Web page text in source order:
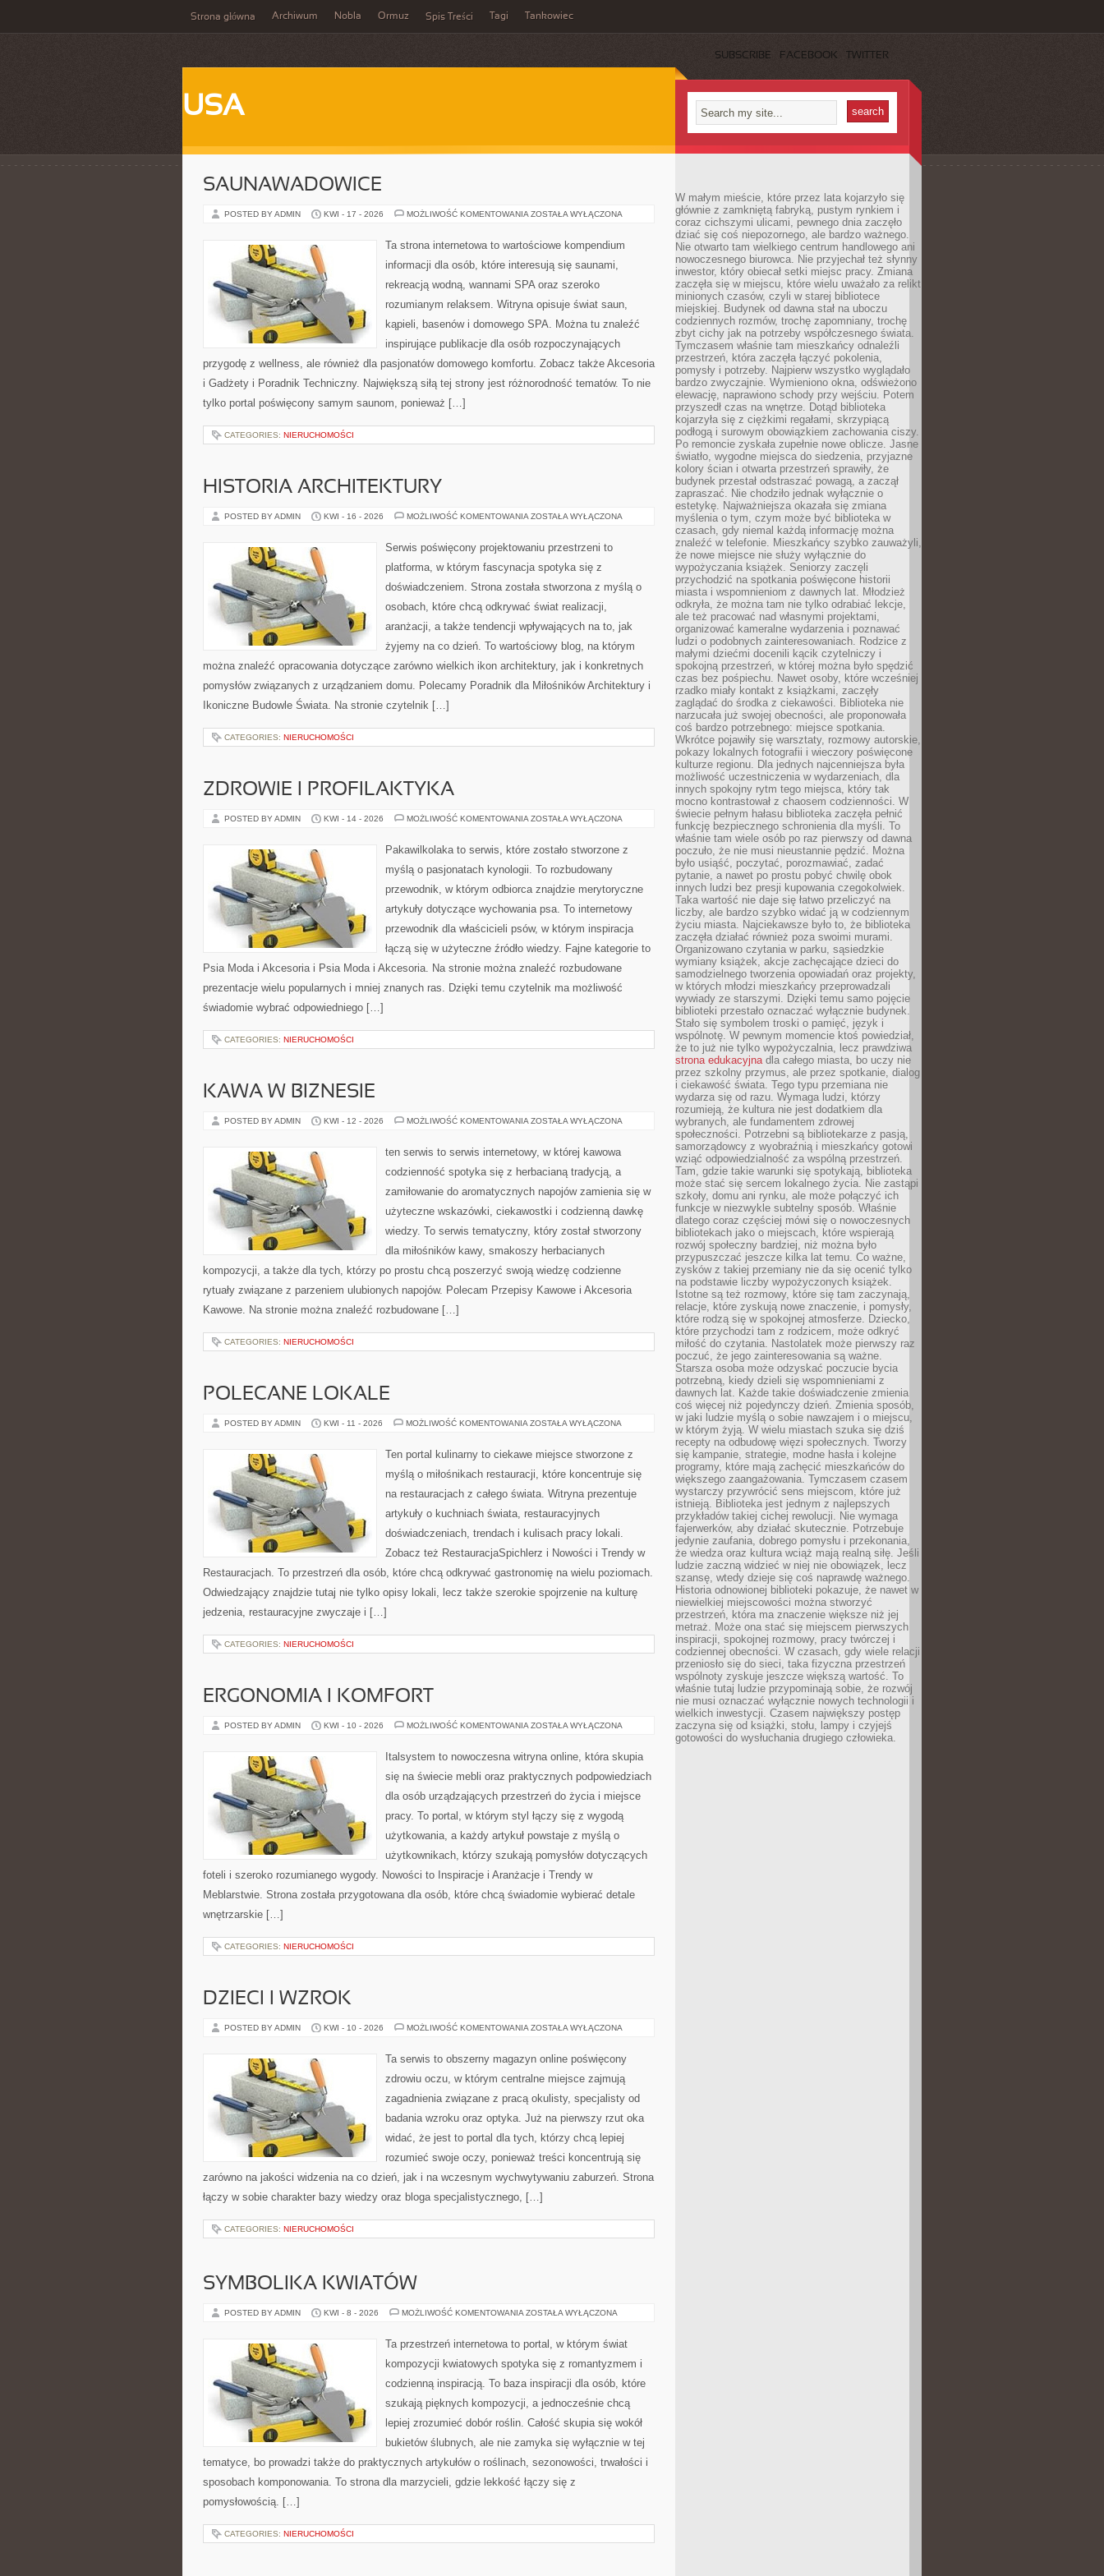
Strona główna Archiwum Nobla Ormuz Spis Treści Tagi Tankowiec
SUBSCRIBE FACEBOOK TWITTER
USA
SAUNAWADOWICE
POSTED BY ADMIN KWI - 17 - 2026 MOŻLIWOŚĆ KOMENTOWANIA SAUNAWADOWICE
ZOSTAŁA WYŁĄCZONA
Ta strona internetowa to wartościowe kompendium
informacji dla osób, które interesują się saunami,
rekreacją wodną, wannami SPA oraz szeroko
rozumianym relaksem. Witryna opisuje świat saun,
kąpieli, basenów i domowego SPA. Można tu znaleźć
inspirujące publikacje dla osób rozpoczynających
przygodę z wellness, ale również dla pasjonatów domowego komfortu. Zobacz także Akcesoria
i Gadżety i Poradnik Techniczny. Największą siłą tej strony jest różnorodność tematów. To nie
tylko portal poświęcony samym saunom, ponieważ […]
CATEGORIES: NIERUCHOMOŚCI
HISTORIA ARCHITEKTURY
POSTED BY ADMIN KWI - 16 - 2026 MOŻLIWOŚĆ KOMENTOWANIA HISTORIA
ZOSTAŁA WYŁĄCZONA
Serwis poświęcony projektowaniu przestrzeni to
platforma, w którym fascynacja spotyka się z
doświadczeniem. Strona została stworzona z myślą o
osobach, które chcą odkrywać świat realizacji,
aranżacji, a także tendencji wpływających na to, jak
żyjemy na co dzień. To wartościowy blog, na którym
można znaleźć opracowania dotyczące zarówno wielkich ikon architektury, jak i konkretnych
pomysłów związanych z urządzaniem domu. Polecamy Poradnik dla Miłośników Architektury i
Ikoniczne Budowle Świata. Na stronie czytelnik […]
CATEGORIES: NIERUCHOMOŚCI
ZDROWIE I PROFILAKTYKA
POSTED BY ADMIN KWI - 14 - 2026 MOŻLIWOŚĆ KOMENTOWANIA ZDROWIE
ZOSTAŁA WYŁĄCZONA
Pakawilkolaka to serwis, które zostało stworzone z
myślą o pasjonatach kynologii. To rozbudowany
przewodnik, w którym odbiorca znajdzie merytoryczne
artykuły dotyczące wychowania psa. To internetowy
przewodnik dla właścicieli psów, w którym inspiracja
łączą się w użyteczne źródło wiedzy. Fajne kategorie to
Psia Moda i Akcesoria i Psia Moda i Akcesoria. Na stronie można znaleźć rozbudowane
prezentacje wielu popularnych i mniej znanych ras. Dzięki temu czytelnik ma możliwość
świadomie wybrać odpowiedniego […]
CATEGORIES: NIERUCHOMOŚCI
KAWA W BIZNESIE
POSTED BY ADMIN KWI - 12 - 2026 MOŻLIWOŚĆ KOMENTOWANIA KAWA
ZOSTAŁA WYŁĄCZONA
ten serwis to serwis internetowy, w której kawowa
codzienność spotyka się z herbacianą tradycją, a
zamiłowanie do aromatycznych napojów zamienia się w
użyteczne wskazówki, ciekawostki i codzienną dawkę
wiedzy. To serwis tematyczny, który został stworzony
dla miłośników kawy, smakoszy herbacianych
kompozycji, a także dla tych, którzy po prostu chcą poszerzyć swoją wiedzę codzienne
rytuały związane z parzeniem ulubionych napojów. Polecam Przepisy Kawowe i Akcesoria
Kawowe. Na stronie można znaleźć rozbudowane […]
CATEGORIES: NIERUCHOMOŚCI
POLECANE LOKALE
POSTED BY ADMIN KWI - 11 - 2026 MOŻLIWOŚĆ KOMENTOWANIA POLECANE
ZOSTAŁA WYŁĄCZONA
Ten portal kulinarny to ciekawe miejsce stworzone z
myślą o miłośnikach restauracji, które koncentruje się
na restauracjach z całego świata. Witryna prezentuje
artykuły o kuchniach świata, restauracyjnych
doświadczeniach, trendach i kulisach pracy lokali.
Zobacz też RestauracjaSpichlerz i Nowości i Trendy w
Restauracjach. To przestrzeń dla osób, które chcą odkrywać gastronomię na wielu poziomach.
Odwiedzający znajdzie tutaj nie tylko opisy lokali, lecz także szerokie spojrzenie na kulturę
jedzenia, restauracyjne zwyczaje i […]
CATEGORIES: NIERUCHOMOŚCI
ERGONOMIA I KOMFORT
POSTED BY ADMIN KWI - 10 - 2026 MOŻLIWOŚĆ KOMENTOWANIA ERGONOMIA
ZOSTAŁA WYŁĄCZONA
Italsystem to nowoczesna witryna online, która skupia
się na świecie mebli oraz praktycznych podpowiedziach
dla osób urządzających przestrzeń do życia i miejsce
pracy. To portal, w którym styl łączy się z wygodą
użytkowania, a każdy artykuł powstaje z myślą o
użytkownikach, którzy szukają pomysłów dotyczących
foteli i szeroko rozumianego wygody. Nowości to Inspiracje i Aranżacje i Trendy w
Meblarstwie. Strona została przygotowana dla osób, które chcą świadomie wybierać detale
wnętrzarskie […]
CATEGORIES: NIERUCHOMOŚCI
DZIECI I WZROK
POSTED BY ADMIN KWI - 10 - 2026 MOŻLIWOŚĆ KOMENTOWANIA DZIECI
ZOSTAŁA WYŁĄCZONA
Ta serwis to obszerny magazyn online poświęcony
zdrowiu oczu, w którym centralne miejsce zajmują
zagadnienia związane z pracą okulisty, specjalisty od
badania wzroku oraz optyka. Już na pierwszy rzut oka
widać, że jest to portal dla tych, którzy chcą lepiej
rozumieć swoje oczy, ponieważ treści koncentrują się
zarówno na jakości widzenia na co dzień, jak i na wczesnym wychwytywaniu zaburzeń. Strona
łączy w sobie charakter bazy wiedzy oraz bloga specjalistycznego, […]
CATEGORIES: NIERUCHOMOŚCI
SYMBOLIKA KWIATÓW
POSTED BY ADMIN KWI - 8 - 2026 MOŻLIWOŚĆ KOMENTOWANIA SYMBOLIKA
ZOSTAŁA WYŁĄCZONA
Ta przestrzeń internetowa to portal, w którym świat
kompozycji kwiatowych spotyka się z romantyzmem i
codzienną inspiracją. To baza inspiracji dla osób, które
szukają pięknych kompozycji, a jednocześnie chcą
lepiej zrozumieć dobór roślin. Całość skupia się wokół
bukietów ślubnych, ale nie zamyka się wyłącznie w tej
tematyce, bo prowadzi także do praktycznych artykułów o roślinach, sezonowości, trwałości i
sposobach komponowania. To strona dla marzycieli, gdzie lekkość łączy się z
pomysłowością. […]
CATEGORIES: NIERUCHOMOŚCI
W małym mieście, które przez lata kojarzyło się
głównie z zamkniętą fabryką, pustym rynkiem i
coraz cichszymi ulicami, pewnego dnia zaczęło
dziać się coś niepozornego, ale bardzo ważnego.
Nie otwarto tam wielkiego centrum handlowego ani
nowoczesnego biurowca. Nie przyjechał też słynny
inwestor, który obiecał setki miejsc pracy. Zmiana
zaczęła się w miejscu, które wielu uważało za relikt
minionych czasów, czyli w starej bibliotece
miejskiej. Budynek od dawna stał na uboczu
codziennych rozmów, trochę zapomniany, trochę
zbyt cichy jak na potrzeby współczesnego świata.
Tymczasem właśnie tam mieszkańcy odnaleźli
przestrzeń, która zaczęła łączyć pokolenia,
pomysły i potrzeby. Najpierw wszystko wyglądało
bardzo zwyczajnie. Wymieniono okna, odświeżono
elewację, naprawiono schody przy wejściu. Potem
przyszedł czas na wnętrze. Dotąd biblioteka
kojarzyła się z ciężkimi regałami, skrzypiącą
podłogą i surowym obowiązkiem zachowania ciszy.
Po remoncie zyskała zupełnie nowe oblicze. Jasne
światło, wygodne miejsca do siedzenia, przyjazne
kolory ścian i otwarta przestrzeń sprawiły, że
budynek przestał odstraszać powagą, a zaczął
zapraszać. Nie chodziło jednak wyłącznie o
estetykę. Najważniejsza okazała się zmiana
myślenia o tym, czym może być biblioteka w
czasach, gdy niemal każdą informację można
znaleźć w telefonie. Mieszkańcy szybko zauważyli,
że nowe miejsce nie służy wyłącznie do
wypożyczania książek. Seniorzy zaczęli
przychodzić na spotkania poświęcone historii
miasta i wspomnieniom z dawnych lat. Młodzież
odkryła, że można tam nie tylko odrabiać lekcje,
ale też pracować nad własnymi projektami,
organizować kameralne wydarzenia i poznawać
ludzi o podobnych zainteresowaniach. Rodzice z
małymi dziećmi docenili kącik czytelniczy i
spokojną przestrzeń, w której można było spędzić
czas bez pośpiechu. Nawet osoby, które wcześniej
rzadko miały kontakt z książkami, zaczęły
zaglądać do środka z ciekawości. Biblioteka nie
narzucała już swojej obecności, ale proponowała
coś bardzo potrzebnego: miejsce spotkania.
Wkrótce pojawiły się warsztaty, rozmowy autorskie,
pokazy lokalnych fotografii i wieczory poświęcone
kulturze regionu. Dla jednych najcenniejsza była
możliwość uczestniczenia w wydarzeniach, dla
innych spokojny rytm tego miejsca, który tak
mocno kontrastował z chaosem codzienności. W
świecie pełnym hałasu biblioteka zaczęła pełnić
funkcję bezpiecznego schronienia dla myśli. To
właśnie tam wiele osób po raz pierwszy od dawna
poczuło, że nie musi nieustannie pędzić. Można
było usiąść, poczytać, porozmawiać, zadać
pytanie, a nawet po prostu pobyć chwilę obok
innych ludzi bez presji kupowania czegokolwiek.
Taka wartość nie daje się łatwo przeliczyć na
liczby, ale bardzo szybko widać ją w codziennym
życiu miasta. Najciekawsze było to, że biblioteka
zaczęła działać również poza swoimi murami.
Organizowano czytania w parku, sąsiedzkie
wymiany książek, akcje zachęcające dzieci do
samodzielnego tworzenia opowiadań oraz projekty,
w których młodzi mieszkańcy przeprowadzali
wywiady ze starszymi. Dzięki temu samo pojęcie
biblioteki przestało oznaczać wyłącznie budynek.
Stało się symbolem troski o pamięć, język i
wspólnotę. W pewnym momencie ktoś powiedział,
że to już nie tylko wypożyczalnia, lecz prawdziwa
strona edukacyjnadla całego miasta, bo uczy nie
przez szkolny przymus, ale przez spotkanie, dialog
i ciekawość świata. Tego typu przemiana nie
wydarza się od razu. Wymaga ludzi, którzy
rozumieją, że kultura nie jest dodatkiem dla
wybranych, ale fundamentem zdrowej
społeczności. Potrzebni są bibliotekarze z pasją,
samorządowcy z wyobraźnią i mieszkańcy gotowi
wziąć odpowiedzialność za wspólną przestrzeń.
Tam, gdzie takie warunki się spotykają, biblioteka
może stać się sercem lokalnego życia. Nie zastąpi
szkoły, domu ani rynku, ale może połączyć ich
funkcje w niezwykle subtelny sposób. Właśnie
dlatego coraz częściej mówi się o nowoczesnych
bibliotekach jako o miejscach, które wspierają
rozwój społeczny bardziej, niż można było
przypuszczać jeszcze kilka lat temu. Co ważne,
zysków z takiej przemiany nie da się ocenić tylko
na podstawie liczby wypożyczonych książek.
Istotne są też rozmowy, które się tam zaczynają,
relacje, które zyskują nowe znaczenie, i pomysły,
które rodzą się w spokojnej atmosferze. Dziecko,
które przychodzi tam z rodzicem, może odkryć
miłość do czytania. Nastolatek może pierwszy raz
poczuć, że jego zainteresowania są ważne.
Starsza osoba może odzyskać poczucie bycia
potrzebną, kiedy dzieli się wspomnieniami z
dawnych lat. Każde takie doświadczenie zmienia
coś więcej niż pojedynczy dzień. Zmienia sposób,
w jaki ludzie myślą o sobie nawzajem i o miejscu,
w którym żyją. W wielu miastach szuka się dziś
recepty na odbudowę więzi społecznych. Tworzy
się kampanie, strategie, modne hasła i kolejne
programy, które mają zachęcić mieszkańców do
większego zaangażowania. Tymczasem czasem
wystarczy przywrócić sens miejscom, które już
istnieją. Biblioteka jest jednym z najlepszych
przykładów takiej cichej rewolucji. Nie wymaga
fajerwerków, aby działać skutecznie. Potrzebuje
jedynie zaufania, dobrego pomysłu i przekonania,
że wiedza oraz kultura wciąż mają realną siłę. Jeśli
ludzie zaczną widzieć w niej nie obowiązek, lecz
szansę, wtedy dzieje się coś naprawdę ważnego.
Historia odnowionej biblioteki pokazuje, że nawet w
niewielkiej miejscowości można stworzyć
przestrzeń, która ma znaczenie większe niż jej
metraż. Może ona stać się miejscem pierwszych
inspiracji, spokojnej rozmowy, pracy twórczej i
codziennej obecności. W czasach, gdy wiele relacji
przeniosło się do sieci, taka fizyczna przestrzeń
wspólnoty zyskuje jeszcze większą wartość. To
właśnie tutaj ludzie przypominają sobie, że rozwój
nie musi oznaczać wyłącznie nowych technologii i
wielkich inwestycji. Czasem największy postęp
zaczyna się od książki, stołu, lampy i czyjejś
gotowości do wysłuchania drugiego człowieka.